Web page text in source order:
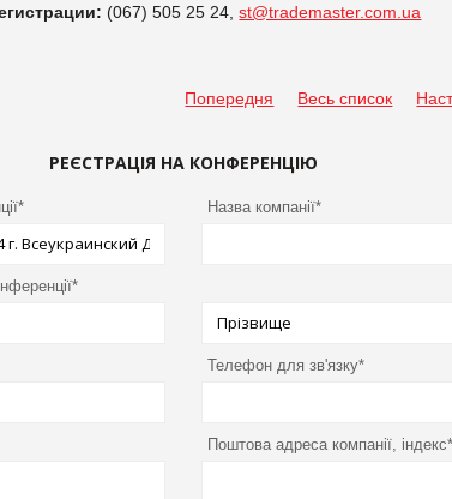
(067) 505 25 24,st@trademaster.com.ua
Попередня Весь список
РЕЄСТРАЦІЯ НА КОНФЕРЕНЦІЮ
Назва компанії*
Телефон для зв'язку*
Поштова адреса компанії, індекс*